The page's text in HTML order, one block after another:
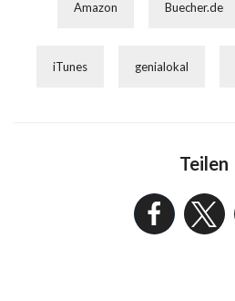
Amazon Buecher.de
iTunes genialokal
Teilen